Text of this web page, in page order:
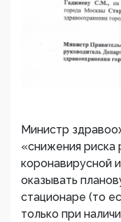
Министр
«снижения риска
коронавирусной
оказывать
стационаре (то
только при